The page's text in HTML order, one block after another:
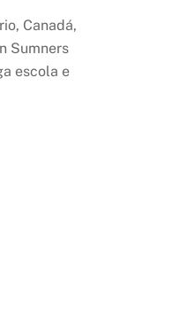
Canadá,
Sumners
escola e